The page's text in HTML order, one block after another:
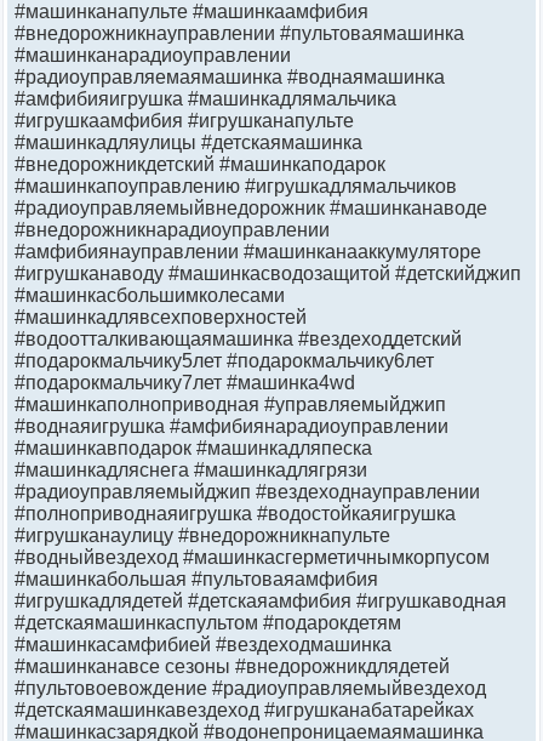
#машинканапульте #машинкаамфибия
#внедорожникнауправлении #пультоваямашинка
#машинканарадиоуправлении
#радиоуправляемаямашинка #воднаямашинка
#амфибияигрушка #машинкадлямальчика
#игрушкаамфибия #игрушканапульте
#машинкадляулицы #детскаямашинка
#внедорожникдетский #машинкаподарок
#машинкапоуправлению #игрушкадлямальчиков
#радиоуправляемыйвнедорожник #машинканаводе
#внедорожникнарадиоуправлении
#амфибиянауправлении #машинканааккумуляторе
#игрушканаводу #машинкасводозащитой #детскийджип
#машинкасбольшимколесами
#машинкадлявсехповерхностей
#водоотталкивающаямашинка #вездеходдетский
#подарокмальчику5лет #подарокмальчику6лет
#подарокмальчику7лет #машинка4wd
#машинкаполноприводная #управляемыйджип
#воднаяигрушка #амфибиянарадиоуправлении
#машинкавподарок #машинкадляпеска
#машинкадляснега #машинкадлягрязи
#радиоуправляемыйджип #вездеходнауправлении
#полноприводнаяигрушка #водостойкаяигрушка
#игрушканаулицу #внедорожникнапульте
#водныйвездеход #машинкасгерметичнымкорпусом
#машинкабольшая #пультоваяамфибия
#игрушкадлядетей #детскаяамфибия #игрушкаводная
#детскаямашинкаспультом #подарокдетям
#машинкасамфибией #вездеходмашинка
#машинканавсе сезоны #внедорожникдлядетей
#пультовоевождение #радиоуправляемыйвездеход
#детскаямашинкавездеход #игрушканабатарейках
#машинкасзарядкой #водонепроницаемаямашинка